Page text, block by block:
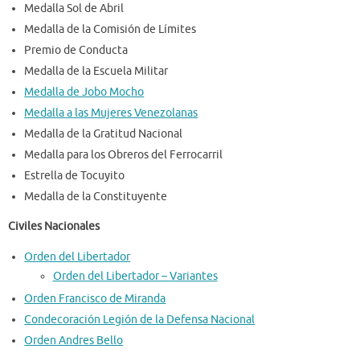
Medalla Sol de Abril
Medalla de la Comisión de Límites
Premio de Conducta
Medalla de la Escuela Militar
Medalla de Jobo Mocho
Medalla a las Mujeres Venezolanas
Medalla de la Gratitud Nacional
Medalla para los Obreros del Ferrocarril
Estrella de Tocuyito
Medalla de la Constituyente
Civiles Nacionales
Orden del Libertador
Orden del Libertador – Variantes
Orden Francisco de Miranda
Condecoración Legión de la Defensa Nacional
Orden Andres Bello